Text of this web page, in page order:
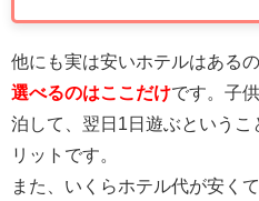
他にも実は安いホテルはあるの
選べるのはここだけです。子
泊して、翌日1日遊ぶというこ
リットです。
また、いくらホテル代が安く